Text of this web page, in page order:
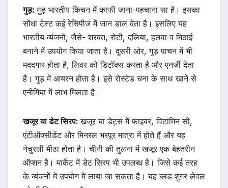
गुड़:गुड़ भारतीय किचन में काफी जाना-पहचाना सा है। इसका
सोंधा टेस्ट कई रेसिपीज में जान डाल देता है। इसलिए यह
भारतीय व्यंजनों, जैसे- शरबत, रोटी, दलिया, हलवा व मिठाई
बनाने में उपयोग किया जाता है। दूसरी ओर, गुड़ पाचन में भी
मददगार होता है, लिवर को डिटॉक्स करता है और एनर्जी देता
है। गुड़ में आयरन होता है। इसे रोस्टेड चना के साथ खाने से
एनीमिया में लाभ मिलता है।
खजूर या डेट सिरप:खजूर या डेट्स में फाइबर, विटामिन सी,
एंटीऑक्सीडेंट और मिनरल भरपूर मात्रा में होते हैं और यह
नेचुरली मीठा होता है। चीनी की तुलना में खजूर एक बेहतरीन
ऑप्शन है। मार्केट में डेट सिरप भी उपलब्ध है। जिसे कई तरह
के व्यंजनों में उपयोग में लाया जा सकता है। यह ब्लड शुगर लेवल